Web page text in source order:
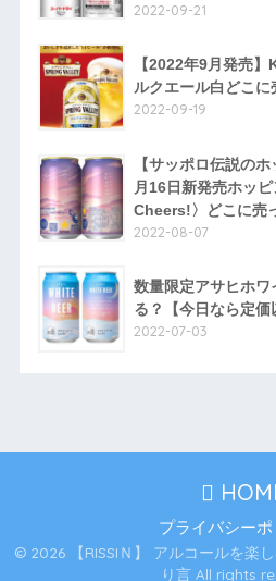
2022-09-21
【2022年9月発売
ルクエール白どこに
2022-09-19
【サッポロ伝説の
月16日新発売ホッ
Cheers!〉どこに売
2022-08-07
数量限定アサヒホワ
る？【今日なら定価
2022-07-03
プライバシーポ
© 2026 【RISSIＮ】 アルコールを楽
り言 All rights